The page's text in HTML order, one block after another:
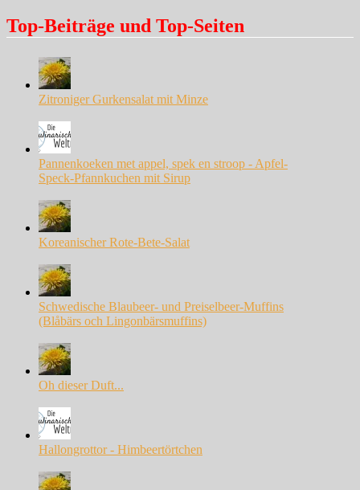
Top-Beiträge und Top-Seiten
Zitroniger Gurkensalat mit Minze
Pannenkoeken met appel, spek en stroop - Apfel-
Speck-Pfannkuchen mit Sirup
Koreanischer Rote-Bete-Salat
Schwedische Blaubeer- und Preiselbeer-Muffins
(Blåbärs och Lingonbärsmuffins)
Oh dieser Duft...
Hallongrottor - Himbeertörtchen